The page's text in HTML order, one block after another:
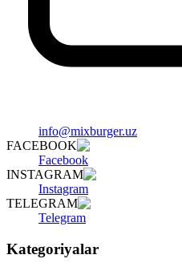
info@mixburger.uz
FACEBOOK
Facebook
INSTAGRAM
Instagram
TELEGRAM
Telegram
Kategoriyalar